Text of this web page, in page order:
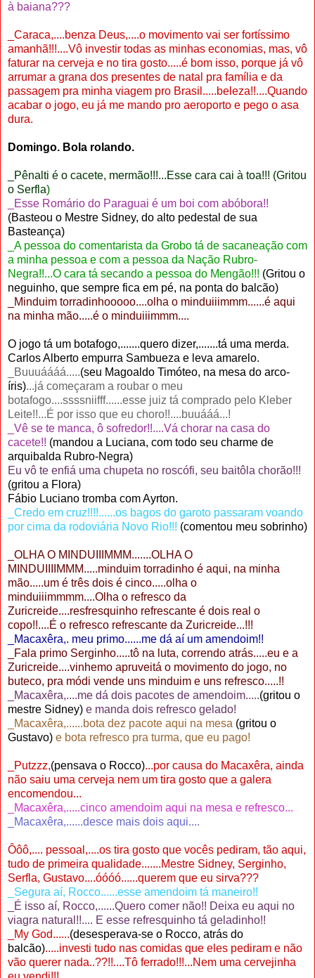
à baiana???
_Caraca,....benza Deus,....o movimento vai ser fortíssimo
amanhã!!!....Vô investir todas as minhas economias, mas, vô
faturar na cerveja e no tira gosto.....é bom isso, porque já vô
arrumar a grana dos presentes de natal pra família e da
passagem pra minha viagem pro Brasil.....beleza!!....Quando
acabar o jogo, eu já me mando pro aeroporto e pego o asa
dura.
Domingo. Bola rolando.
_Pênalti é o cacete, mermão!!!...Esse cara cai à toa!!! (Gritou
o Serfla)
_Esse Romário do Paraguai é um boi com abóbora!!
(Basteou o Mestre Sidney, do alto pedestal de sua
Basteança)
_A pessoa do comentarista da Grobo tá de sacaneação com
a minha pessoa e com a pessoa da Nação Rubro-
Negra!!...O cara tá secando a pessoa do Mengão!!! (Gritou o
neguinho, que sempre fica em pé, na ponta do balcão)
_Minduim torradinhooooo....olha o minduiiimmm......é aqui
na minha mão.....é o minduiiimmm....
O jogo tá um botafogo,.......quero dizer,.......tá uma merda.
Carlos Alberto empurra Sambueza e leva amarelo.
_Buuuáááá.....(seu Magoaldo Timóteo, na mesa do arco-
íris)...já começaram a roubar o meu
botafogo....ssssniifff......esse juiz tá comprado pelo Kleber
Leite!!...É por isso que eu choro!!....buuááá...!
_Vê se te manca, ô sofredor!!....Vá chorar na casa do
cacete!! (mandou a Luciana, com todo seu charme de
arquibalda Rubro-Negra)
Eu vô te enfiá uma chupeta no roscófi, seu baitôla chorão!!!
(gritou a Flora)
Fábio Luciano tromba com Ayrton.
_Credo em cruz!!!!......os bagos do garoto passaram voando
por cima da rodoviária Novo Rio!!! (comentou meu sobrinho)
_OLHA O MINDUIIIMMM.......OLHA O
MINDUIIIIMMM.....minduim torradinho é aqui, na minha
mão.....um é três dois é cinco.....olha o
minduiiimmmm....Olha o refresco da
Zuricreide....resfresquinho refrescante é dois real o
copo!!....É o refresco refrescante da Zuricreide...!!!
_Macaxêra,. meu primo......me dá aí um amendoim!!
_Fala primo Serginho.....tô na luta, correndo atrás.....eu e a
Zuricreide....vinhemo apruveitá o movimento do jogo, no
buteco, pra módi vende uns minduim e uns refresco.....!!
_Macaxêra,....me dá dois pacotes de amendoim.....(gritou o
mestre Sidney) e manda dois refresco gelado!
_Macaxêra,......bota dez pacote aqui na mesa (gritou o
Gustavo) e bota refresco pra turma, que eu pago!
_Putzzz,(pensava o Rocco)...por causa do Macaxêra, ainda
não saiu uma cerveja nem um tira gosto que a galera
encomendou...
_Macaxêra,.....cinco amendoim aqui na mesa e refresco...
_Macaxêra,......desce mais dois aqui....
Ôôô,.... pessoal,....os tira gosto que vocês pediram, tão aqui,
tudo de primeira qualidade.......Mestre Sidney, Serginho,
Serfla, Gustavo....óóóó......querem que eu sirva???
_Segura aí, Rocco......esse amendoim tá maneiro!!
_É isso aí, Rocco,......Quero comer não!! Deixa eu aqui no
viagra natural!!.... E esse refresquinho tá geladinho!!
_My God......(desesperava-se o Rocco, atrás do
balcão).....investi tudo nas comidas que eles pediram e não
vão querer nada..??!!....Tô ferrado!!!...Nem uma cervejinha